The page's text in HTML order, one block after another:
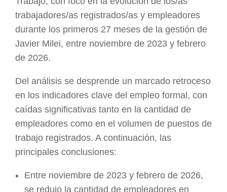
trabajadores/as registrados/as y empleadores
durante los primeros 27 meses de la gestión de
Javier Milei, entre noviembre de 2023 y febrero
de 2026.
Del análisis se desprende un marcado retroceso
en los indicadores clave del empleo formal, con
caídas significativas tanto en la cantidad de
empleadores como en el volumen de puestos de
trabajo registrados. A continuación, las
principales conclusiones:
Entre noviembre de 2023 y febrero de 2026,
se redujo la cantidad de empleadores en